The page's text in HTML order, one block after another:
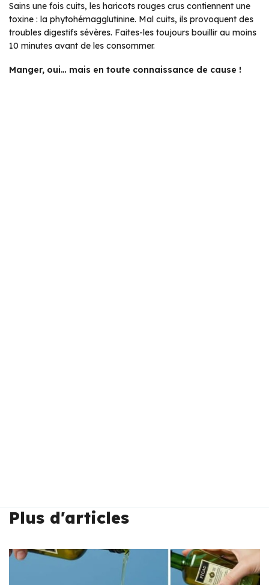
Sains une fois cuits, les haricots rouges crus contiennent une
toxine : la phytohémagglutinine. Mal cuits, ils provoquent des
troubles digestifs sévères. Faites-les toujours bouillir au moins
10 minutes avant de les consommer.
Manger, oui… mais en toute connaissance de cause !
Plus d'articles